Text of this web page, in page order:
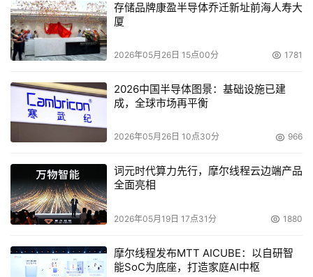
存储品牌康盈半导体乔迁新址前海人寿大
厦
2026年05月26日 15点00分 1781
2026中国半导体图景：基础设施已建
成，全球市场再平衡
2026年05月26日 10点30分 966
词元时代算力先行，摩尔线程云边端产品
全面亮相
2026年05月19日 17点31分 1880
摩尔线程发布MTT AICUBE：以自研智
能SoC为底座，打造家庭AI中枢